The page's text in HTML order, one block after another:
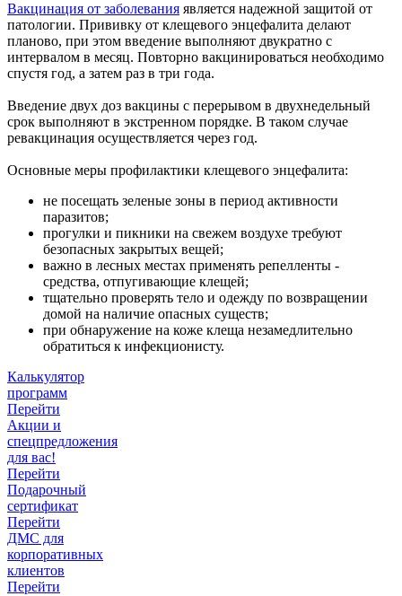
Вакцинация от заболевания является надежной защитой от
патологии. Прививку от клещевого энцефалита делают
планово, при этом введение выполняют двукратно с
интервалом в месяц. Повторно вакцинироваться необходимо
спустя год, а затем раз в три года.
Введение двух доз вакцины с перерывом в двухнедельный
срок выполняют в экстренном порядке. В таком случае
ревакцинация осуществляется через год.
Основные меры профилактики клещевого энцефалита:
не посещать зеленые зоны в период активности
паразитов;
прогулки и пикники на свежем воздухе требуют
безопасных закрытых вещей;
важно в лесных местах применять репелленты -
средства, отпугивающие клещей;
тщательно проверять тело и одежду по возвращении
домой на наличие опасных существ;
при обнаружение на коже клеща незамедлительно
обратиться к инфекционисту.
Калькулятор
программ
Перейти
Акции и
спецпредложения
для вас!
Перейти
Подарочный
сертификат
Перейти
ДМС для
корпоративных
клиентов
Перейти